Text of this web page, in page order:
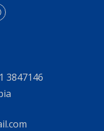
3847146